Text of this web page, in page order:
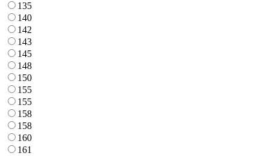
135
140
142
143
145
148
150
155
155
158
158
160
161